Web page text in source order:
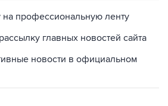
на профессиональную ленту
главных новостей сайта
новости в официальном